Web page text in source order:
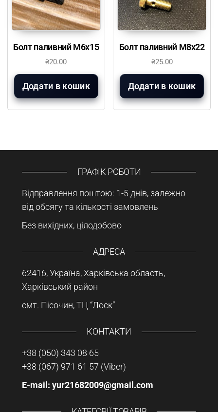
Болт паливний М6х15
₴20.00
Додати в кошик
Болт паливний М8х22
₴25.00
Додати в кошик
ГРАФІК РОБОТИ
Відправлення поштою: 1-5 днів, залежно
від обсягу та кількості замовлень
Без вихідних, цілодобово
АДРЕСА
62416, Україна, Харківська область,
Харківський район
смт. Пісочин, ТЦ “Лоск”
КОНТАКТИ
+38 (050) 343 08 65
+38 (067) 971 61 57 (Viber)
E-mail: yur21682009@gmail.com